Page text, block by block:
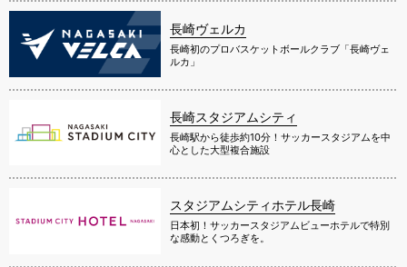
長崎ヴェルカ
長崎初のプロバスケットボールクラブ「長崎ヴェ
ルカ」
長崎スタジアムシティ
長崎駅から徒歩約10分！サッカースタジアムを中
心とした大型複合施設
スタジアムシティホテル長崎
日本初！サッカースタジアムビューホテルで特別
な感動とくつろぎを。